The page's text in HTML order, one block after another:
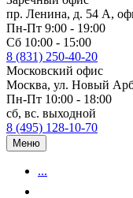
пр. Ленина, д. 54 А,
Пн-Пт 9:00 - 19:00
Сб 10:00 - 15:00
8 (831) 250-40-20
Московский офис
Москва, ул. Новый
Пн-Пт 10:00 - 18:00
сб, вс. выходной
8 (495) 128-10-70
Меню
...